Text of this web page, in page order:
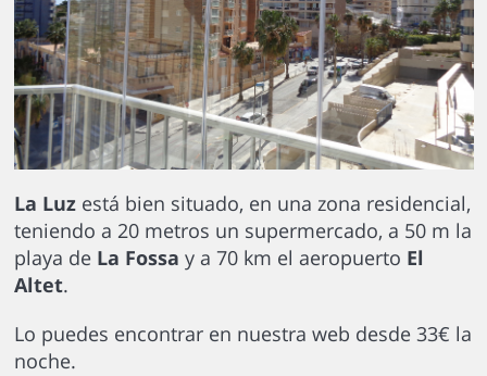
La Luzestá bien situado, en una zona residencial,
teniendo a 20 metros un supermercado, a 50 m la
playa de La Fossa y a 70 km el aeropuerto El
Altet.
Lo puedes encontrar en nuestra web desde 33€ la
noche.